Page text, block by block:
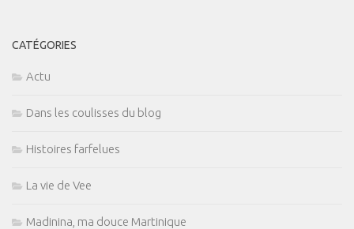
CATÉGORIES
Actu
Dans les coulisses du blog
Histoires farfelues
La vie de Vee
Madinina, ma douce Martinique